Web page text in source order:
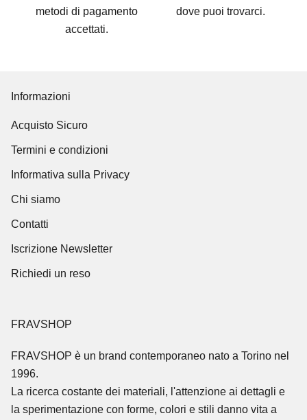
metodi di pagamento
accettati.
dove puoi trovarci.
Informazioni
Acquisto Sicuro
Termini e condizioni
Informativa sulla Privacy
Chi siamo
Contatti
Iscrizione Newsletter
Richiedi un reso
FRAVSHOP
FRAVSHOP è un brand contemporaneo nato a Torino nel
1996.
La ricerca costante dei materiali, l'attenzione ai dettagli e
la sperimentazione con forme, colori e stili danno vita a